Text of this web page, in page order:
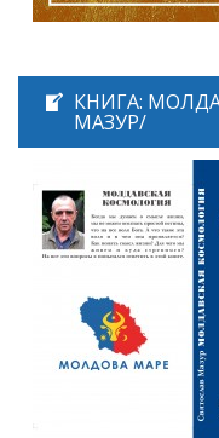
КНИГА:
МАЗУР/